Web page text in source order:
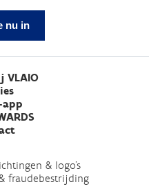
nu in
VLAIO
app
& logo's
fraudebestrijding